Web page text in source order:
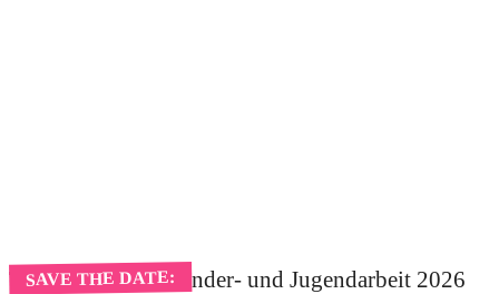
SAVE THE DATE:
Tag der Offenen Kinder- und Jugendarbeit 2026